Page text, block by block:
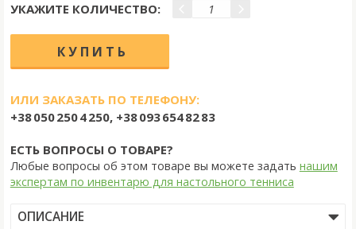
УКАЖИТЕ КОЛИЧЕСТВО:
ИЛИ ЗАКАЗАТЬ ПО ТЕЛЕФОНУ:
+38 050 250 4 250, +38 093 654 82 83
ЕСТЬ ВОПРОСЫ О ТОВАРЕ?
Любые вопросы об этом товаре вы можете задать нашим
экспертам по инвентарю для настольного тенниса
ОПИСАНИЕ